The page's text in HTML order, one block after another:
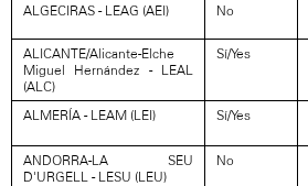
ALGECIRAS - LEAG (AEI) No
ALICANTE/Alicante-Elche
Miguel Hernández - LEAL
(ALC)
Sí/Yes
ALMERÍA - LEAM (LEI) Sí/Yes
ANDORRA-LA SEU
D'URGELL - LESU (LEU)
No